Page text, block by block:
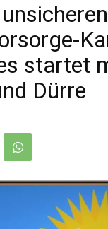
startet
Dürre